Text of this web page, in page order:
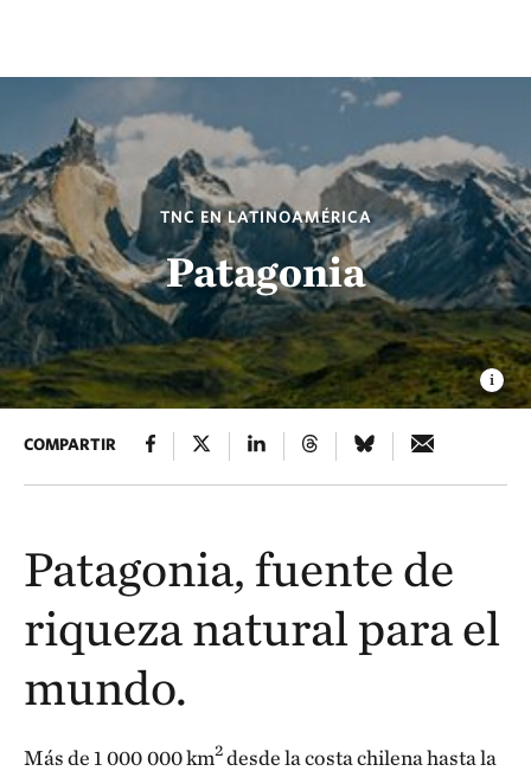
TNC EN LATINOAMÉRICA
Patagonia
COMPARTIR
Patagonia, fuente de
riqueza natural para el
mundo.
Más de 1 000 000 km2desde la costa chilena hasta la